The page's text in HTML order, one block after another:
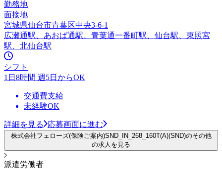
勤務地
面接地
宮城県仙台市青葉区中央3-6-1
広瀬通駅、あおば通駅、青葉通一番町駅、仙台駅、東照宮
駅、北仙台駅
シフト
1日8時間 週5日からOK
交通費支給
未経験OK
詳細を見る 応募画面に進む
株式会社フェローズ(保険ご案内)SND_IN_268_160T(A)(SND)のその他
の求人を見る
派遣労働者